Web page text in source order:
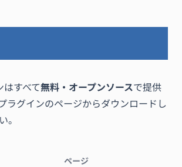
すべて無料・オープンソースで提供
ラグインのページからダウンロードし
。
ページ